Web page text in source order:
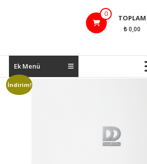
hosveronline.com
0 TOPLAM
₺ 0,00
Ek Menü
İndirim!